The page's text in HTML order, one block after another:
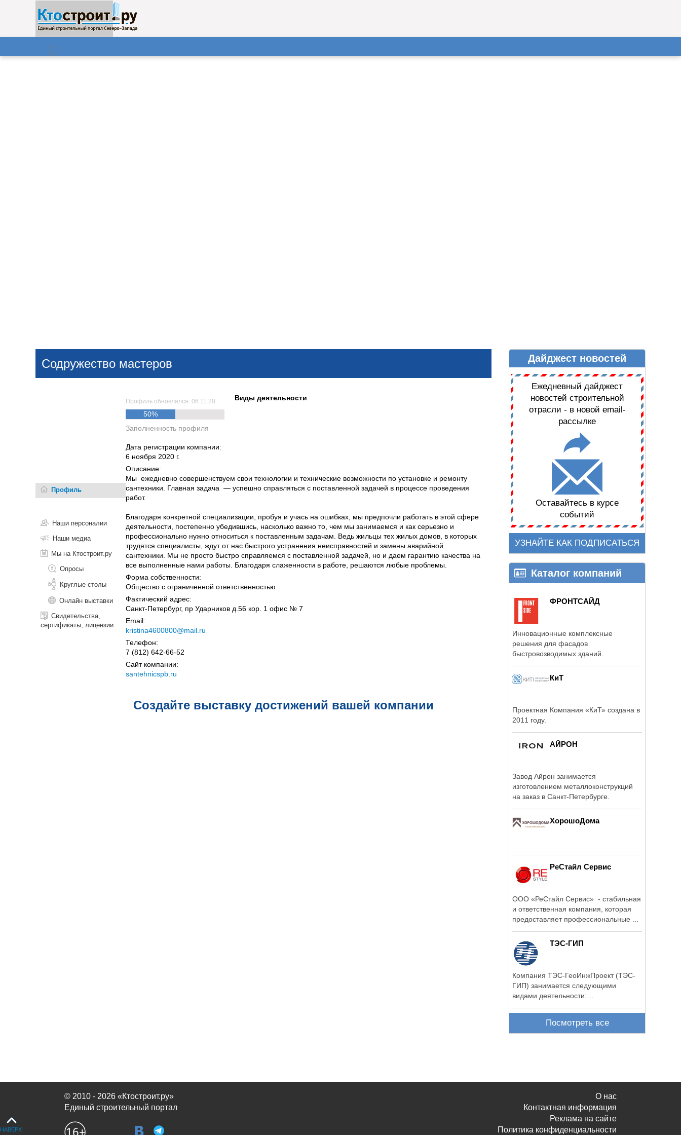
Поиск
ДАЙДЖЕСТ НОВОСТЕЙ
Содружество мастеров
Профиль
Наши персоналии
Наши медиа
Мы на Ктостроит.ру
Опросы
Круглые столы
Онлайн выставки
Свидетельства,
сертификаты, лицензии
Профиль обновлялся: 06.11.20
50%
Заполненность профиля
Виды деятельности
Дата регистрации компании:
6 ноября 2020 г.
Описание:
Мы ежедневно совершенствуем свои технологии и технические возможности по установке и ремонту
сантехники. Главная задача — успешно справляться с поставленной задачей в процессе проведения
работ.
Благодаря конкретной специализации, пробуя и учась на ошибках, мы предпочли работать в этой сфере
деятельности, постепенно убедившись, насколько важно то, чем мы занимаемся и как серьезно и
профессионально нужно относиться к поставленным задачам. Ведь жильцы тех жилых домов, в которых
трудятся специалисты, ждут от нас быстрого устранения неисправностей и замены аварийной
сантехники. Мы не просто быстро справляемся с поставленной задачей, но и даем гарантию качества на
все выполненные нами работы. Благодаря слаженности в работе, решаются любые проблемы.
Форма собственности:
Общество с ограниченной ответственностью
Фактический адрес:
Санкт-Петербург, пр Ударников д.56 кор. 1 офис № 7
Email:
kristina4600800@mail.ru
Телефон:
7 (812) 642-66-52
Сайт компании:
santehnicspb.ru
Создайте выставку достижений вашей компании
Дайджест новостей
Ежедневный дайджест
новостей строительной
отрасли - в новой email-
рассылке
Оставайтесь в курсе
событий
УЗНАЙТЕ КАК ПОДПИСАТЬСЯ
Каталог компаний
ФРОНТСАЙД
Инновационные комплексные
решения для фасадов
быстровозводимых зданий.
КиТ
Проектная Компания «КиТ» создана в
2011 году.
АЙРОН
Завод Айрон занимается
изготовлением металлоконструкций
на заказ в Санкт-Петербурге.
ХорошоДома
РеСтайл Сервис
ООО «РеСтайл Сервис» - стабильная
и ответственная компания, которая
предоставляет профессиональные ...
ТЭС-ГИП
Компания ТЭС-ГеоИнжПроект (ТЭС-
ГИП) занимается следующими
видами деятельности:
Посмотреть все
© 2010 - 2026 «Ктостроит.ру»
Единый строительный портал
О нас
Контактная информация
Реклама на сайте
Политика конфиденциальности
НАВЕРХ